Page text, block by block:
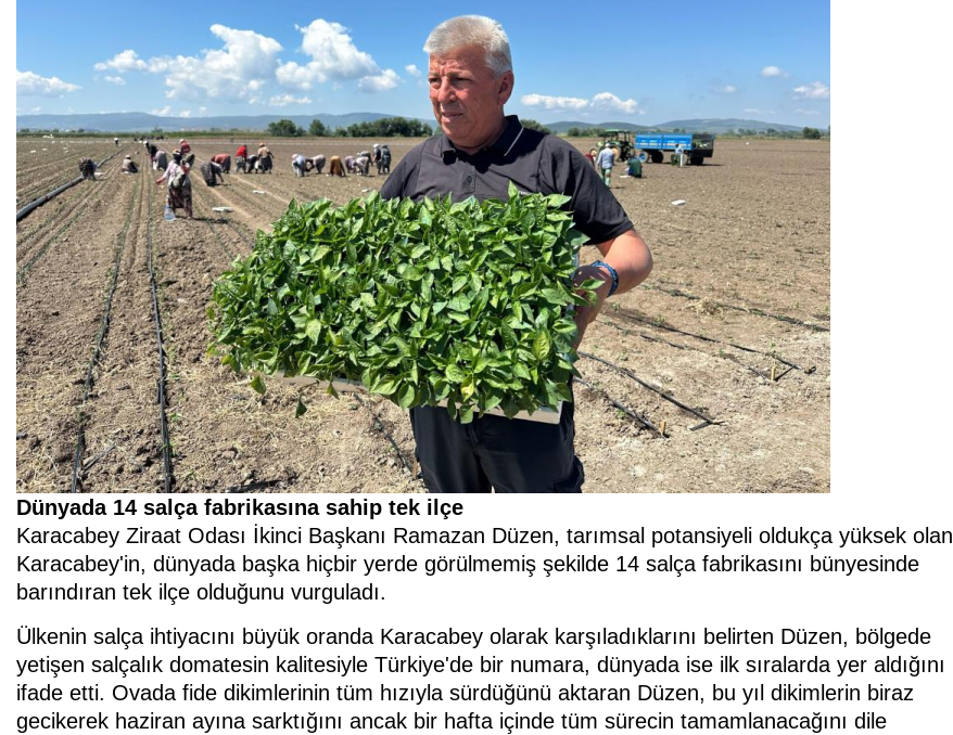
Dünyada 14 salça fabrikasına sahip tek ilçe
Karacabey Ziraat Odası İkinci Başkanı Ramazan Düzen, tarımsal potansiyeli oldukça yüksek olan
Karacabey'in, dünyada başka hiçbir yerde görülmemiş şekilde 14 salça fabrikasını bünyesinde
barındıran tek ilçe olduğunu vurguladı.
Ülkenin salça ihtiyacını büyük oranda Karacabey olarak karşıladıklarını belirten Düzen, bölgede
yetişen salçalık domatesin kalitesiyle Türkiye'de bir numara, dünyada ise ilk sıralarda yer aldığını
ifade etti. Ovada fide dikimlerinin tüm hızıyla sürdüğünü aktaran Düzen, bu yıl dikimlerin biraz
gecikerek haziran ayına sarktığını ancak bir hafta içinde tüm sürecin tamamlanacağını dile